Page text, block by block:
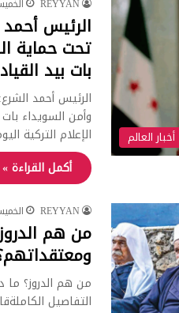
أخبار العالم
REYYAN الخميس, 17
الرئيس
تحت حماية
بات بيد
الرئيس أحمد
وأمن السويداء
الإعلام التركية
أكمل القراءة »
REYYAN الخميس, 17
من هم
من هم الدروز؟ ما
التفاصيل